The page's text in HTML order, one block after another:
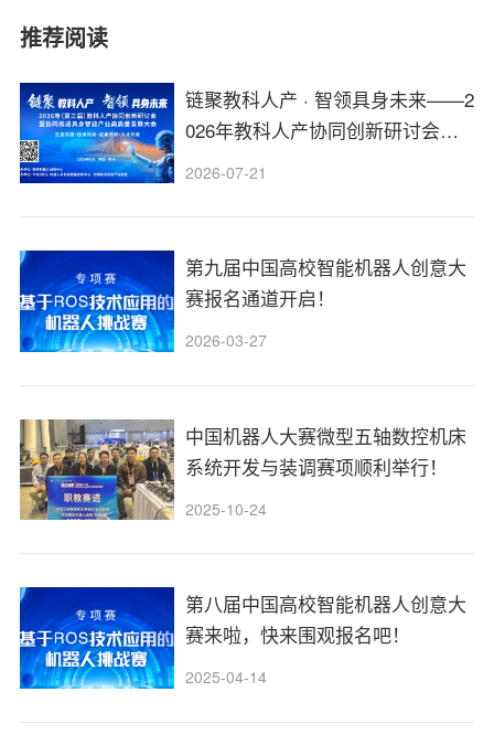
推荐阅读
链聚教科人产 · 智领具身未来——2
026年教科人产协同创新研讨会报
2026-07-21
第九届中国高校智能机器人创意大
赛报名通道开启！
2026-03-27
中国机器人大赛微型五轴数控机床
系统开发与装调赛项顺利举行！
2025-10-24
第八届中国高校智能机器人创意大
赛来啦，快来围观报名吧！
2025-04-14